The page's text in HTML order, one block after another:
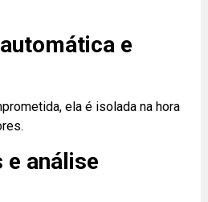
e
ela é isolada na hora
e análise